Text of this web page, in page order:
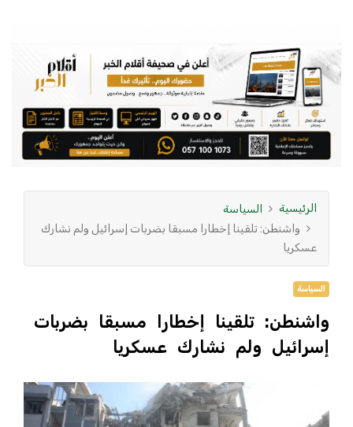
الرئيسية
السياسة
واشنطن: تلقينا إخطارا مسبقا بضربات إسرائيل ولم نشارك
عسكريا
السياسة
واشنطن: تلقينا إخطارا مسبقا بضربات
إسرائيل ولم نشارك عسكريا